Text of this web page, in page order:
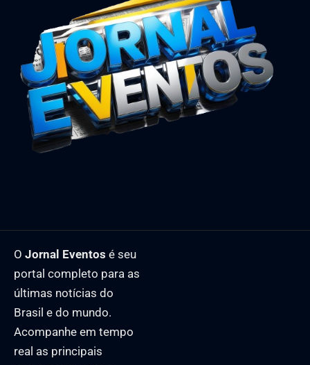
O Jornal Eventos é seu
portal completo para as
últimas notícias do
Brasil e do mundo.
Acompanhe em tempo
real as principais